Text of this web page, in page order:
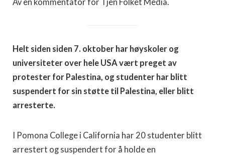
Av en kommentator for Tjen Folket Media.
Helt siden siden 7. oktober har høyskoler og
universiteter over hele USA vært preget av
protester for Palestina, og studenter har blitt
suspendert for sin støtte til Palestina, eller blitt
arresterte.
I Pomona College i California har 20 studenter blitt
arrestert og suspendert for å holde en